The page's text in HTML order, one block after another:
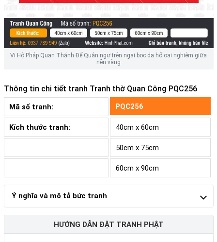
Vị Hộ Pháp Quan Thánh Đế Quân ngự trên ngai bọc da hổ oai nghiêm giữa
nền vàng
Thông tin chi tiết tranh Tranh thờ Quan Công PQC256
Mã số tranh: PQC256
Kích thước tranh: 40cm x 60cm
50cm x 75cm
60cm x 90cm
Ý nghĩa và mô tả bức tranh
HƯỚNG DẪN ĐẶT TRANH PHẬT